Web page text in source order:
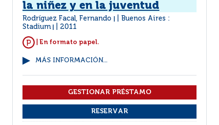
la niñez y en la juventud
Rodríguez Facal, Fernando
Buenos Aires :
Stadium
2011
| En formato papel.
MÁS INFORMACIÓN...